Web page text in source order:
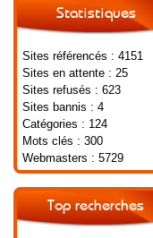
Statistiques
Sites référencés : 4151
Sites en attente : 25
Sites refusés : 623
Sites bannis : 4
Catégories : 124
Mots clés : 300
Webmasters : 5729
Top recherches